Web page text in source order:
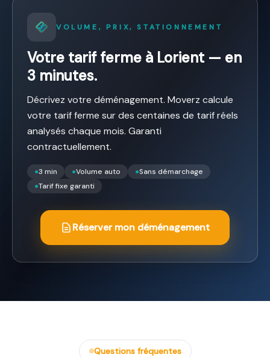
VOLUME, PRIX, STATIONNEMENT
Votre tarif ferme à Lorient — en
3 minutes.
Décrivez votre déménagement. Moverz calcule
votre tarif ferme sur des centaines de tarif réels
analysés chaque mois. Garanti
contractuellement.
●3 min ●Volume auto ●Sans démarchage
●Tarif fixe garanti
Réserver mon déménagement
Questions fréquentes